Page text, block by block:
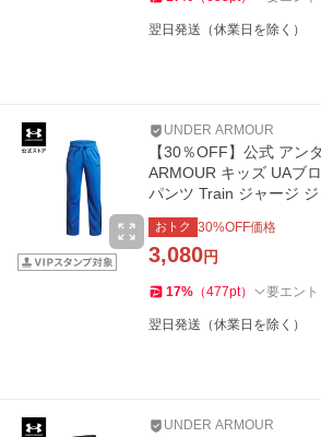
翌日発送（休業日を除く）
UNDER ARMOUR
【30％OFF】公式 アン
ARMOUR キッズ UAブ
パンツ Train ジャージ ジャー
7
おトク 30%OFF価格
3,080円
17% （477pt） 要エント
翌日発送（休業日を除く）
UNDER ARMOUR